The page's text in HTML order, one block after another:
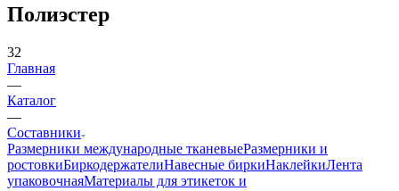
Полиэстер
32
Главная
—
Каталог
—
Составники
Размерники международные тканевыеРазмерники и
ростовкиБиркодержателиНавесные биркиНаклейкиЛента
упаковочнаяМатериалы для этикеток и